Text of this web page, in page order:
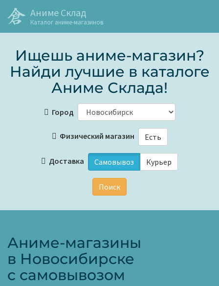
Аниме Склад
Каталог аниме-магазинов
Ищешь аниме-магазин?
Найди лучшие в каталоге
Аниме Склада!
Город
Физический магазин Есть
Доставка Самовывоз Курьер
Поиск
Аниме-магазины
в Новосибирске
с самовывозом